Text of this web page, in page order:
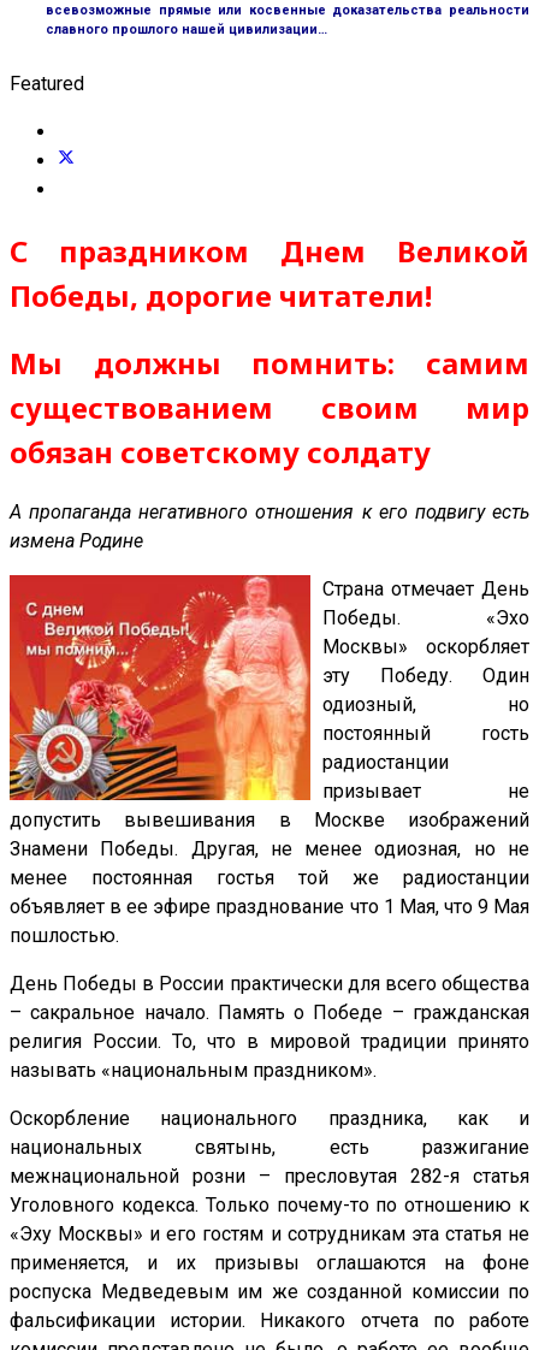
всевозможные прямые или косвенные доказательства реальности
славного прошлого нашей цивилизации…
Featured
С праздником Днем Великой
Победы, дорогие читатели!
Мы должны помнить: самим
существованием своим мир
обязан советскому солдату
А пропаганда негативного отношения к его подвигу есть
измена Родине
Страна отмечает День
Победы. «Эхо
Москвы» оскорбляет
эту Победу. Один
одиозный, но
постоянный гость
радиостанции
призывает не
допустить вывешивания в Москве изображений
Знамени Победы. Другая, не менее одиозная, но не
менее постоянная гостья той же радиостанции
объявляет в ее эфире празднование что 1 Мая, что 9 Мая
пошлостью.
День Победы в России практически для всего общества
– сакральное начало. Память о Победе – гражданская
религия России. То, что в мировой традиции принято
называть «национальным праздником».
Оскорбление национального праздника, как и
национальных святынь, есть разжигание
межнациональной розни – пресловутая 282-я статья
Уголовного кодекса. Только почему-то по отношению к
«Эху Москвы» и его гостям и сотрудникам эта статья не
применяется, и их призывы оглашаются на фоне
роспуска Медведевым им же созданной комиссии по
фальсификации истории. Никакого отчета по работе